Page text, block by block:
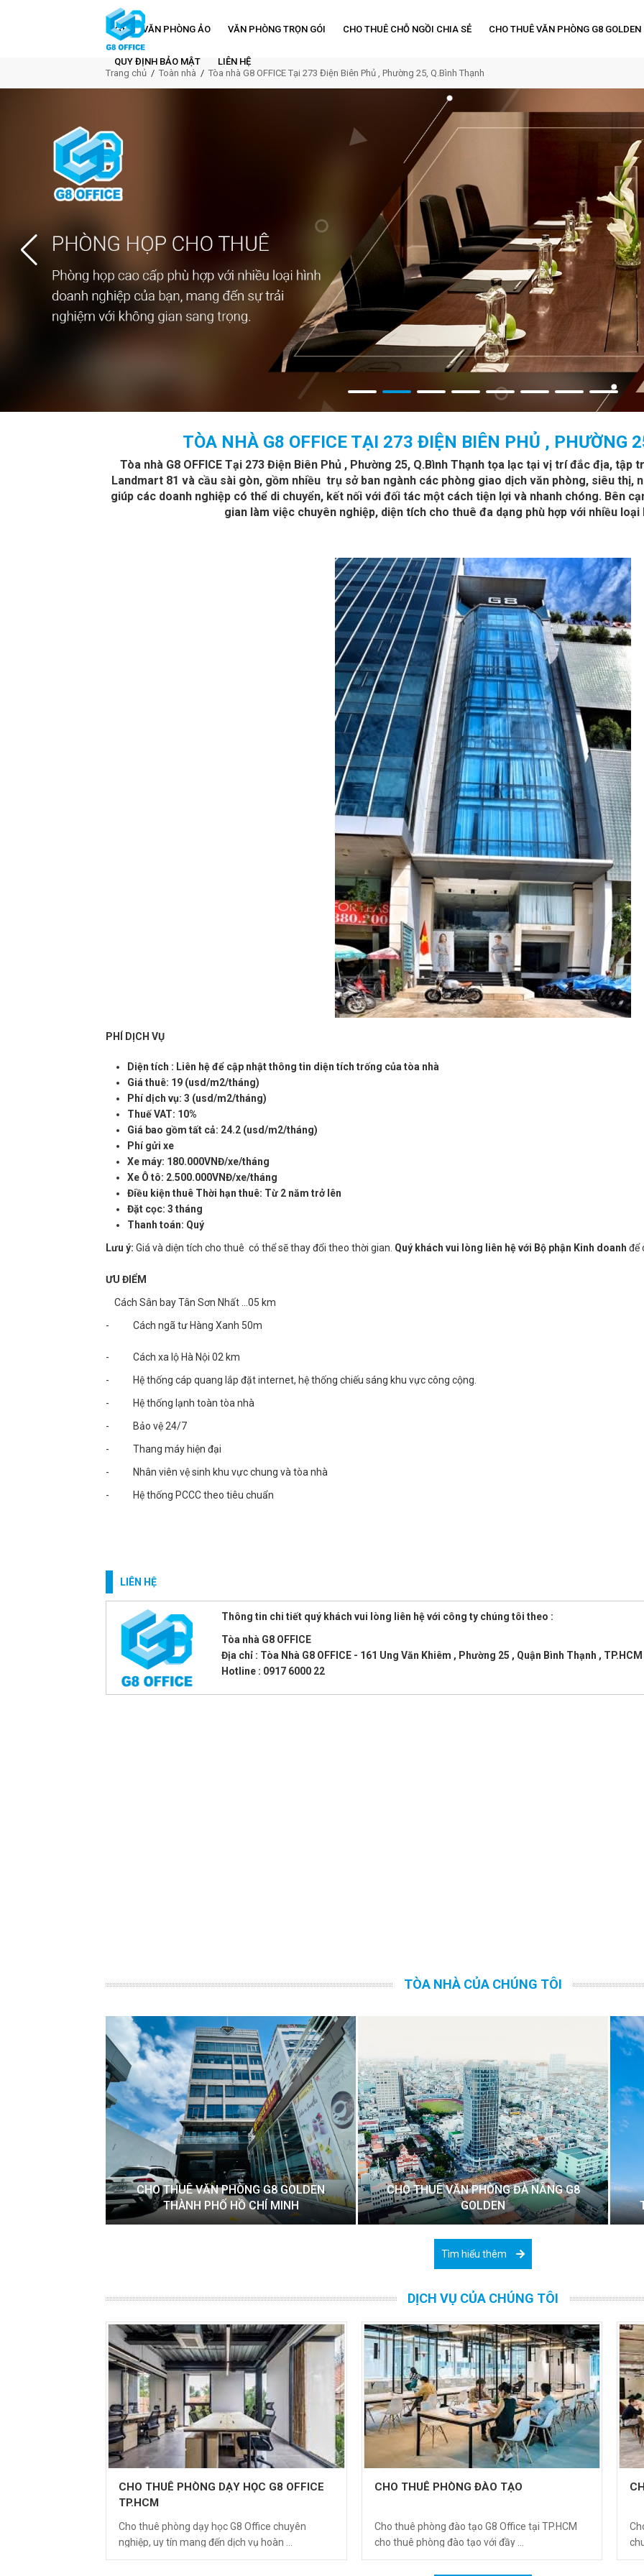
VĂN PHÒNG ẢO VĂN PHÒNG TRỌN GÓI CHO THUÊ CHỖ NGỒI CHIA SẺ CHO THUÊ VĂN PHÒNG G8 GOLDEN
QUY ĐỊNH BẢO MẬT
LIÊN HỆ
Trang chủ
Toàn nhà Tòa nhà G8 OFFICE Tại 273 Điện Biên Phủ , Phường 25, Q.Bình Thạnh
TÒA NHÀ G8 OFFICE TẠI 273 ĐIỆN BIÊN PHỦ , PHƯỜNG
Tòa nhà G8 OFFICE Tại 273 Điện Biên Phủ , Phường 25, Q.Bình Thạnh tọa lạc tại vị trí đắc địa, tập
Landmart 81 và cầu sài gòn, gồm nhiều trụ sở ban ngành các phòng giao dịch văn phòng, siêu thị,
giúp các doanh nghiệp có thể di chuyển, kết nối với đối tác một cách tiện lợi và nhanh chóng. Bên
gian làm việc chuyên nghiệp, diện tích cho thuê đa dạng phù hợp với nhiều loại
PHÍ DỊCH VỤ
Diện tích : Liên hệ để cập nhật thông tin diện tích trống của tòa nhà
Giá thuê: 19 (usd/m2/tháng)
Phí dịch vụ: 3 (usd/m2/tháng)
Thuế VAT: 10%
Giá bao gồm tất cả: 24.2 (usd/m2/tháng)
Phí gửi xe
Xe máy: 180.000VNĐ/xe/tháng
Xe Ô tô: 2.500.000VNĐ/xe/tháng
Điều kiện thuê Thời hạn thuê: Từ 2 năm trở lên
Đặt cọc: 3 tháng
Thanh toán: Quý
Lưu ý: Giá và diện tích cho thuê có thể sẽ thay đổi theo thời gian. Quý khách vui lòng liên hệ với Bộ phận Kinh doanh để
ƯU ĐIỂM
Cách Sân bay Tân Sơn Nhất …05 km
- Cách ngã tư Hàng Xanh 50m
- Cách xa lộ Hà Nội 02 km
- Hệ thống cáp quang lắp đặt internet, hệ thống chiếu sáng khu vực công cộng.
- Hệ thống lạnh toàn tòa nhà
- Bảo vệ 24/7
- Thang máy hiện đại
- Nhân viên vệ sinh khu vực chung và tòa nhà
- Hệ thống PCCC theo tiêu chuẩn
LIÊN HỆ
Thông tin chi tiết quý khách vui lòng liên hệ với công ty chúng tôi theo :
Tòa nhà G8 OFFICE
Địa chỉ : Tòa Nhà G8 OFFICE - 161 Ung Văn Khiêm , Phường 25 , Quận Bình Thạnh , TP.HCM
Hotline : 0917 6000 22
TÒA NHÀ CỦA CHÚNG TÔI
CHO THUÊ VĂN PHÒNG G8 GOLDEN
THÀNH PHỐ HỒ CHÍ MINH
CHO THUÊ VĂN PHÒNG ĐÀ NẴNG G8
GOLDEN
Tìm hiểu thêm
DỊCH VỤ CỦA CHÚNG TÔI
CHO THUÊ PHÒNG DẠY HỌC G8 OFFICE
TP.HCM
Cho thuê phòng dạy học G8 Office chuyên
nghiệp, uy tín mang đến dịch vụ hoàn ...
CHO THUÊ PHÒNG ĐÀO TẠO
Cho thuê phòng đào tạo G8 Office tại TP.HCM
cho thuê phòng đào tạo với đầy ...